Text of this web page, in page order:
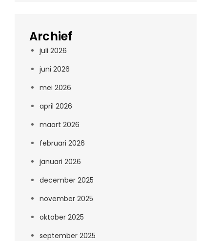
Archief
juli 2026
juni 2026
mei 2026
april 2026
maart 2026
februari 2026
januari 2026
december 2025
november 2025
oktober 2025
september 2025